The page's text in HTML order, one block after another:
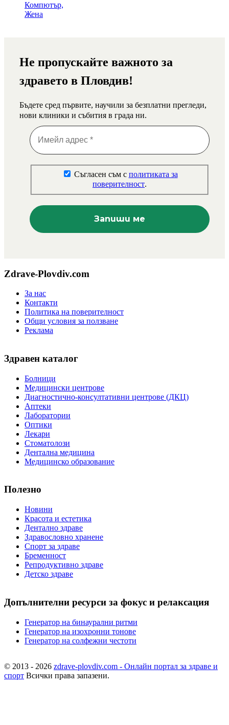
Не пропускайте важното за
здравето в Пловдив!
Бъдете сред първите, научили за безплатни прегледи,
нови клиники и събития в града ни.
Съгласен съм с политиката за
поверителност.
Zdrave-Plovdiv.com
За нас
Контакти
Политика на поверителност
Общи условия за ползване
Реклама
Здравен каталог
Болници
Медицински центрове
Диагностично-консултативни центрове (ДКЦ)
Аптеки
Лаборатории
Оптики
Лекари
Стоматолози
Дентална медицина
Медицинско образование
Полезно
Новини
Красота и естетика
Дентално здраве
Здравословно хранене
Спорт за здраве
Бременност
Репродуктивно здраве
Детско здраве
Допълнителни ресурси за фокус и релаксация
Генератор на бинаурални ритми
Генератор на изохронни тонове
Генератор на солфежни честоти
© 2013 - 2026 zdrave-plovdiv.com - Онлайн портал за здраве и
спорт Всички права запазени.